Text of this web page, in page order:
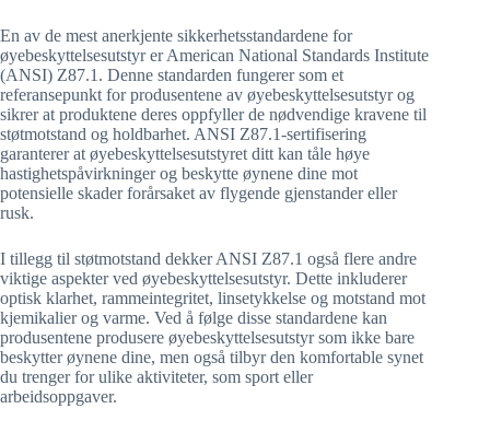
En av de mest anerkjente sikkerhetsstandardene for
øyebeskyttelsesutstyr er American National Standards Institute
(ANSI) Z87.1. Denne standarden fungerer som et
referansepunkt for produsentene av øyebeskyttelsesutstyr og
sikrer at produktene deres oppfyller de nødvendige kravene til
støtmotstand og holdbarhet. ANSI Z87.1-sertifisering
garanterer at øyebeskyttelsesutstyret ditt kan tåle høye
hastighetspåvirkninger og beskytte øynene dine mot
potensielle skader forårsaket av flygende gjenstander eller
rusk.
I tillegg til støtmotstand dekker ANSI Z87.1 også flere andre
viktige aspekter ved øyebeskyttelsesutstyr. Dette inkluderer
optisk klarhet, rammeintegritet, linsetykkelse og motstand mot
kjemikalier og varme. Ved å følge disse standardene kan
produsentene produsere øyebeskyttelsesutstyr som ikke bare
beskytter øynene dine, men også tilbyr den komfortable synet
du trenger for ulike aktiviteter, som sport eller
arbeidsoppgaver.